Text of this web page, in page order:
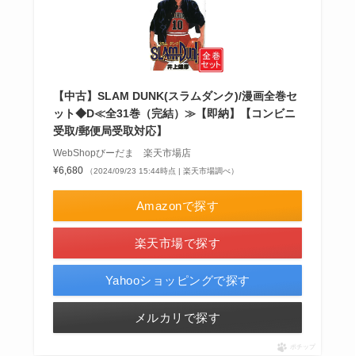
【中古】SLAM DUNK(スラムダンク)/漫画全巻セ
ット◆D≪全31巻（完結）≫【即納】【コンビニ
受取/郵便局受取対応】
WebShopびーだま 楽天市場店
¥6,680
（2024/09/23 15:44時点 | 楽天市場調べ）
Amazonで探す
楽天市場で探す
Yahooショッピングで探す
メルカリで探す
ポチップ